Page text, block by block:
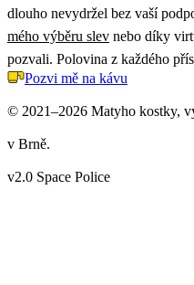
dlouho nevydržel bez vaší
mého výběru slev nebo díky
pozvali. Polovina z každého
Pozvi mě na kávu
© 2021–2026 Matyho kostky,
v Brně.
v2.0 Space Police